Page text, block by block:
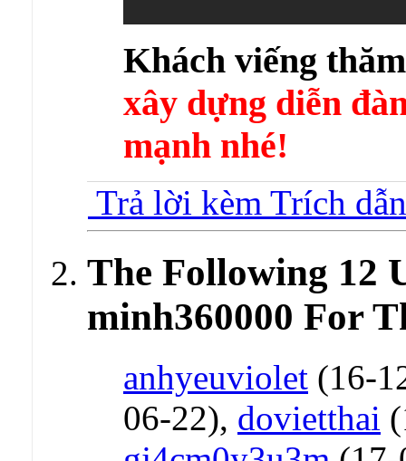
Khách viếng
xây dựng diễn
mạnh nhé!
Trả lời kèm Trích dẫn
The Following 12
minh360000 For
anhyeuviolet (16-
06-22), dovietthai